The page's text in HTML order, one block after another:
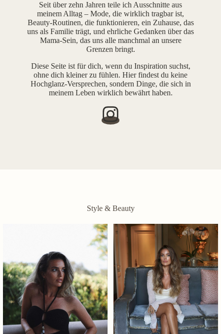
Seit über zehn Jahren teile ich Ausschnitte aus
meinem Alltag – Mode, die wirklich tragbar ist,
Beauty-Routinen, die funktionieren, ein Zuhause, das
uns als Familie trägt, und ehrliche Gedanken über das
Mama-Sein, das uns alle manchmal an unsere
Grenzen bringt.
Diese Seite ist für dich, wenn du Inspiration suchst,
ohne dich kleiner zu fühlen. Hier findest du keine
Hochglanz-Versprechen, sondern Dinge, die sich in
meinem Leben wirklich bewährt haben.
Style & Beauty